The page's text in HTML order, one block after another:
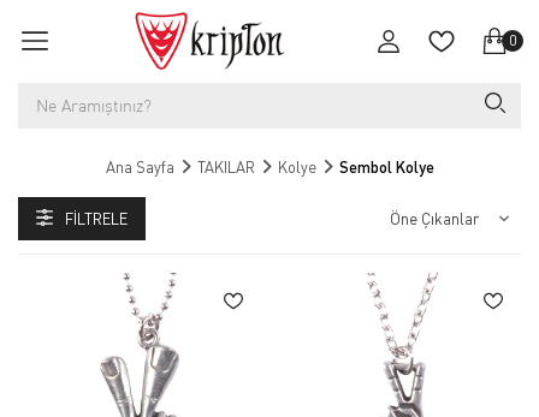
0
Ana Sayfa TAKILAR Kolye Sembol Kolye
FILTRELE